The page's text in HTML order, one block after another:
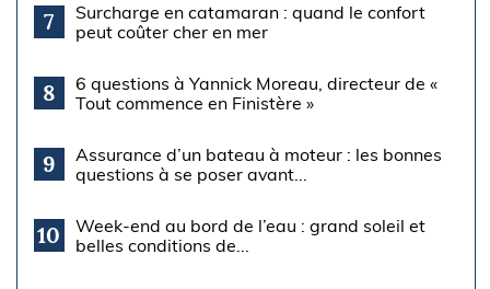
7
Surcharge en catamaran : quand le confort
peut coûter cher en mer
8
6 questions à Yannick Moreau, directeur de «
Tout commence en Finistère »
9
Assurance d’un bateau à moteur : les bonnes
questions à se poser avant...
10
Week-end au bord de l’eau : grand soleil et
belles conditions de...